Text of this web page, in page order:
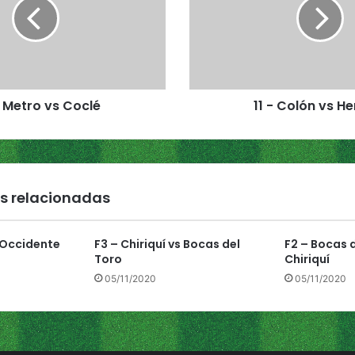
Metro vs Coclé
v
e
r
a
11 - Colón vs
relacionadas
F3 – Chiriquí vs Bocas del
Toro
05/11/2020
F2 – Bocas
Chiriquí
05/11/2020